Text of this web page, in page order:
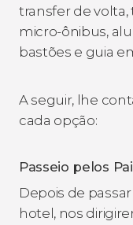
transfer de
micro-ônibus,
bastões e guia
A seguir, lhe
cada opção:
Passeio pelos
Depois de
hotel, nos